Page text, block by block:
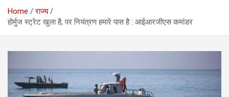
Home
राज्य
होर्मुज स्ट्रेट खुला है, पर नियंत्रण हमारे पास है : आईआरजीएस कमांडर